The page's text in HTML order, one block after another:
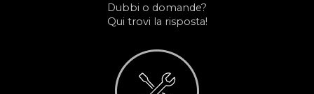
Dubbi o domande?
Qui trovi la risposta!